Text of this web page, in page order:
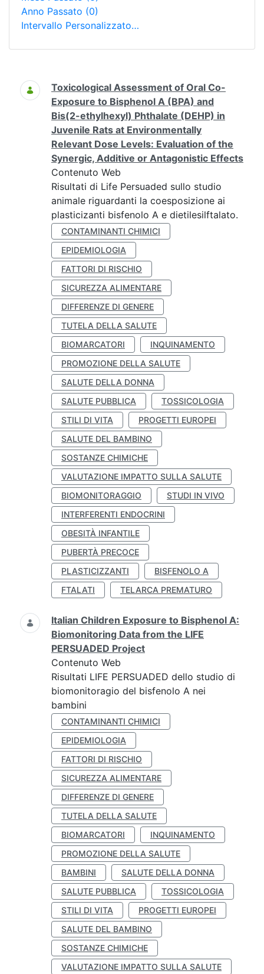
Anno Passato (0)
Intervallo Personalizzato…
Ricerca
Toxicological Assessment of Oral Co-
Exposure to Bisphenol A (BPA) and
Bis(2-ethylhexyl) Phthalate (DEHP) in
Juvenile Rats at Environmentally
Relevant Dose Levels: Evaluation of the
Synergic, Additive or Antagonistic Effects
Contenuto Web
Risultati di Life Persuaded sullo studio
animale riguardanti la coesposizione ai
plasticizanti bisfenolo A e dietilesilftalato.
CONTAMINANTI CHIMICI
EPIDEMIOLOGIA
FATTORI DI RISCHIO
SICUREZZA ALIMENTARE
DIFFERENZE DI GENERE
TUTELA DELLA SALUTE
BIOMARCATORI
INQUINAMENTO
PROMOZIONE DELLA SALUTE
SALUTE DELLA DONNA
SALUTE PUBBLICA
TOSSICOLOGIA
STILI DI VITA
PROGETTI EUROPEI
SALUTE DEL BAMBINO
SOSTANZE CHIMICHE
VALUTAZIONE IMPATTO SULLA SALUTE
BIOMONITORAGGIO
STUDI IN VIVO
INTERFERENTI ENDOCRINI
OBESITÀ INFANTILE
PUBERTÀ PRECOCE
PLASTICIZZANTI
BISFENOLO A
FTALATI
TELARCA PREMATURO
Italian Children Exposure to Bisphenol A:
Biomonitoring Data from the LIFE
PERSUADED Project
Contenuto Web
Risultati LIFE PERSUADED dello studio di
biomonitoragio del bisfenolo A nei
bambini
CONTAMINANTI CHIMICI
EPIDEMIOLOGIA
FATTORI DI RISCHIO
SICUREZZA ALIMENTARE
DIFFERENZE DI GENERE
TUTELA DELLA SALUTE
BIOMARCATORI
INQUINAMENTO
PROMOZIONE DELLA SALUTE
BAMBINI
SALUTE DELLA DONNA
SALUTE PUBBLICA
TOSSICOLOGIA
STILI DI VITA
PROGETTI EUROPEI
SALUTE DEL BAMBINO
SOSTANZE CHIMICHE
VALUTAZIONE IMPATTO SULLA SALUTE